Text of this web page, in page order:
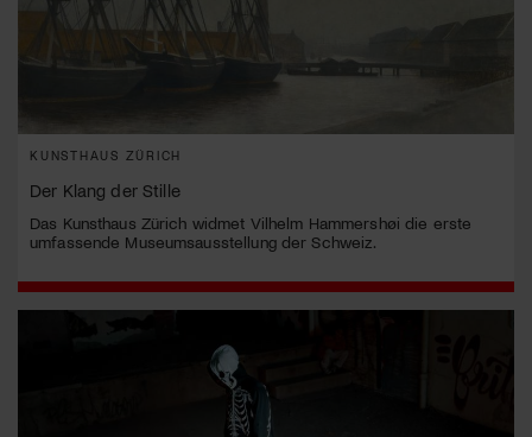
KUNSTHAUS ZÜRICH
Der Klang der Stille
Das Kunsthaus Zürich widmet Vilhelm Hammershøi die erste
umfassende Museumsausstellung der Schweiz.